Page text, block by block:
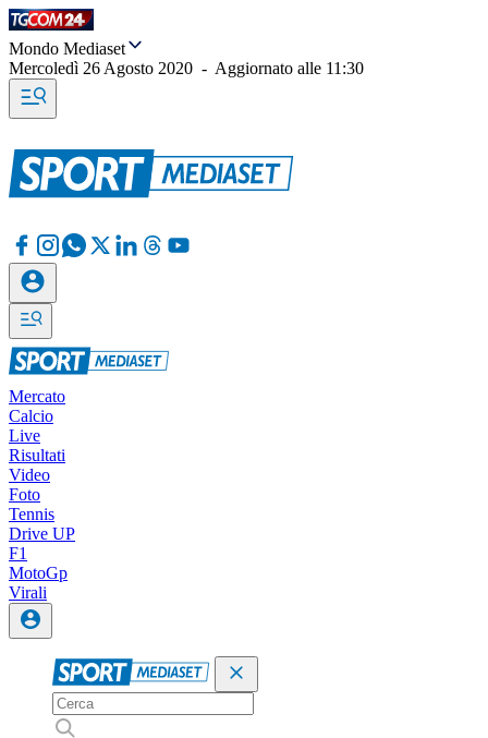
Mondo Mediaset
Mercoledì 26 Agosto 2020 - Aggiornato alle 11:30
Mercato
Calcio
Live
Risultati
Video
Foto
Tennis
Drive UP
F1
MotoGp
Virali